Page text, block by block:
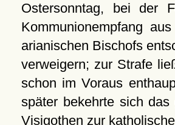
Ostersonntag, bei der
Kommunionempfang
arianischen Bischofs
verweigern; zur Strafe
schon im Voraus
später bekehrte sich
Visigothen zur